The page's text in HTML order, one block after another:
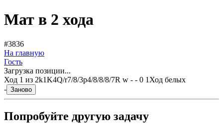
Мат в 2 хода
#3836
На главную
Гость
Загрузка позиции...
Ход 1 из 2k1K4Q/r7/8/3p4/8/8/8/7R w - - 0 1 Ход белых
- Заново
Попробуйте другую задачу